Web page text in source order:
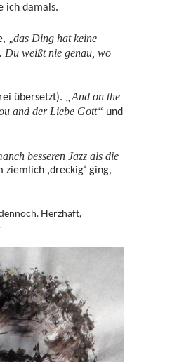
ich damals.
„das Ding hat keine
Du weißt nie genau, wo
übersetzt).
„And on the
and der Liebe Gott“ und
besseren Jazz als die
ziemlich ‚dreckig‘ ging,
Herzhaft,